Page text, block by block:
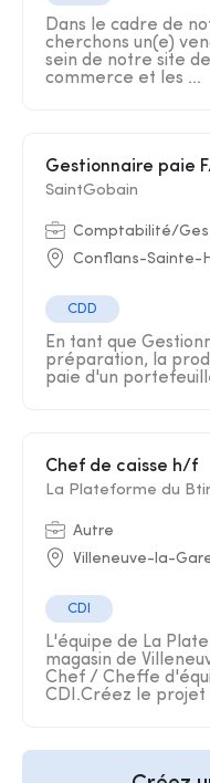
Dans le cadre de
cherchons un(e)
sein de notre site
commerce et les ...
Gestionnaire paie
SaintGobain
Comptabilité/
Conflans-Sainte-
CDD
En tant que
préparation, la
paie d'un
Chef de caisse h/f
La Plateforme du
Autre
Villeneuve-la-
CDI
L'équipe de La
magasin de
Chef / Cheffe
CDI.Créez le projet